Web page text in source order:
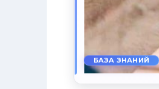
БАЗА ЗНАНИЙ